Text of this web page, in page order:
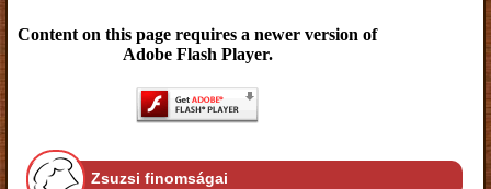
Content on this page requires a newer version of
Adobe Flash Player.
Zsuzsi finomságai